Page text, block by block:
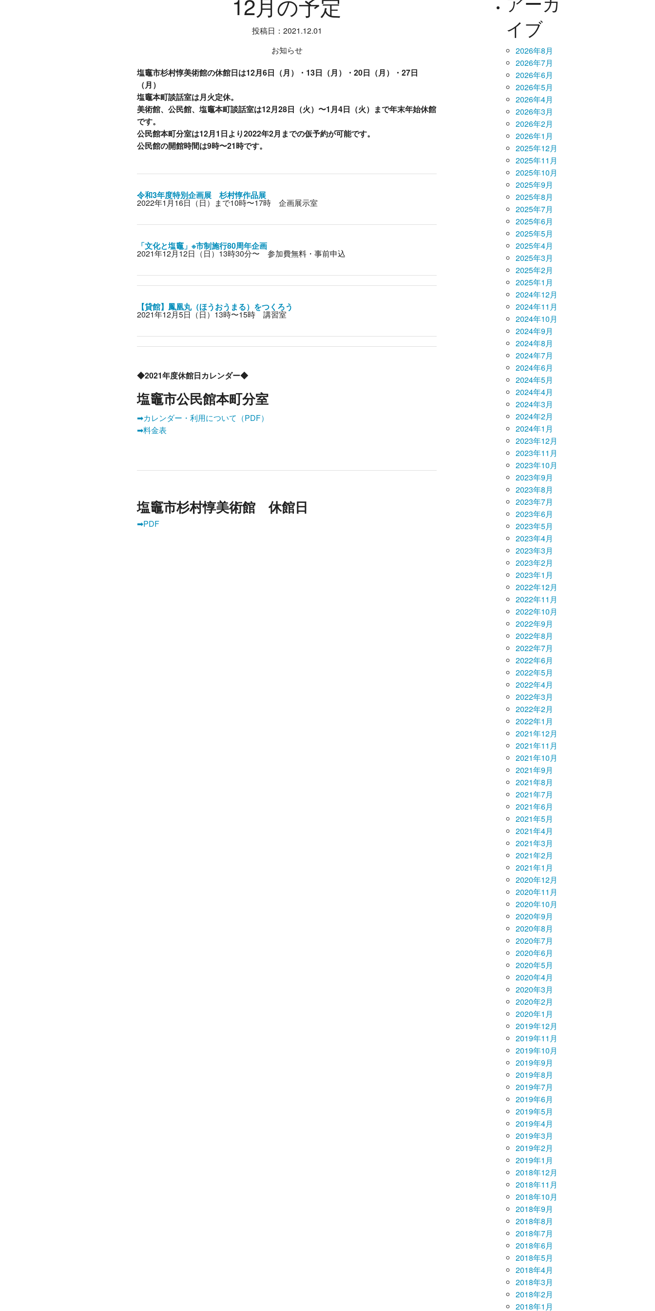
投稿日：2021.12.01
お知らせ
塩竈市杉村惇美術館の休館日は12月6日（月）・13日（月）・20日（月）・27日
（月）
塩竈本町談話室は月火定休。
美術館、公民館、塩竈本町談話室は12月28日（火）〜1月4日（火）まで年末年始休館
です。
公民館本町分室は12月1日より2022年2月までの仮予約が可能です。
公民館の開館時間は9時〜21時です。
令和3年度特別企画展 杉村惇作品展
2022年1月16日（日）まで10時〜17時 企画展示室
「文化と塩竈」※市制施行80周年企画
2021年12月12日（日）13時30分〜 参加費無料・事前申込
【貸館】鳳凰丸（ほうおうまる）をつくろう
2021年12月5日（日）13時〜15時 講習室
◆2021年度休館日カレンダー◆
塩竈市公民館本町分室
➡カレンダー・利用について（PDF）
➡料金表
塩竈市杉村惇美術館 休館日
➡PDF
イブ
2026年8月
2026年7月
2026年6月
2026年5月
2026年4月
2026年3月
2026年2月
2026年1月
2025年12月
2025年11月
2025年10月
2025年9月
2025年8月
2025年7月
2025年6月
2025年5月
2025年4月
2025年3月
2025年2月
2025年1月
2024年12月
2024年11月
2024年10月
2024年9月
2024年8月
2024年7月
2024年6月
2024年5月
2024年4月
2024年3月
2024年2月
2024年1月
2023年12月
2023年11月
2023年10月
2023年9月
2023年8月
2023年7月
2023年6月
2023年5月
2023年4月
2023年3月
2023年2月
2023年1月
2022年12月
2022年11月
2022年10月
2022年9月
2022年8月
2022年7月
2022年6月
2022年5月
2022年4月
2022年3月
2022年2月
2022年1月
2021年12月
2021年11月
2021年10月
2021年9月
2021年8月
2021年7月
2021年6月
2021年5月
2021年4月
2021年3月
2021年2月
2021年1月
2020年12月
2020年11月
2020年10月
2020年9月
2020年8月
2020年7月
2020年6月
2020年5月
2020年4月
2020年3月
2020年2月
2020年1月
2019年12月
2019年11月
2019年10月
2019年9月
2019年8月
2019年7月
2019年6月
2019年5月
2019年4月
2019年3月
2019年2月
2019年1月
2018年12月
2018年11月
2018年10月
2018年9月
2018年8月
2018年7月
2018年6月
2018年5月
2018年4月
2018年3月
2018年2月
2018年1月